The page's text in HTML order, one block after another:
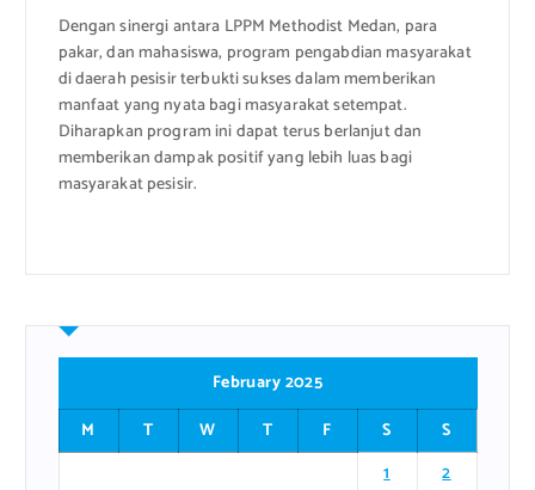
Dengan sinergi antara LPPM Methodist Medan, para
pakar, dan mahasiswa, program pengabdian masyarakat
di daerah pesisir terbukti sukses dalam memberikan
manfaat yang nyata bagi masyarakat setempat.
Diharapkan program ini dapat terus berlanjut dan
memberikan dampak positif yang lebih luas bagi
masyarakat pesisir.
February 2025
M
T W T F S
S
1
2